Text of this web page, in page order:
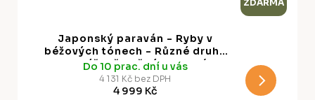
D
M
ZDARMA
Japonský paraván - Ryby v
béžových tónech - Různé druhy
ryb v béžově hnědých barvách
prezentované ve stylu Vintage na
světlém pozadí
Do 10 prac. dní u vás
4 131 Kč bez DPH
4 999 Kč